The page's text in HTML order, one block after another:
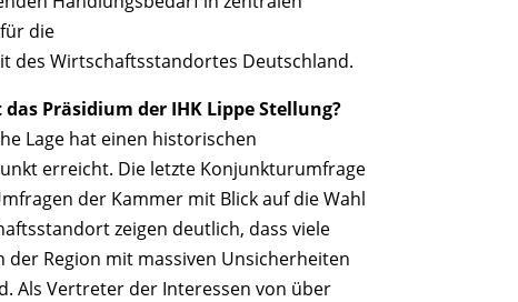
die
des Wirtschaftsstandortes Deutschland.
Präsidium der IHK Lippe Stellung?
Lage hat einen historischen
erreicht. Die letzte Konjunkturumfrage
der Kammer mit Blick auf die Wahl
zeigen deutlich, dass viele
der Region mit massiven Unsicherheiten
Als Vertreter der Interessen von über